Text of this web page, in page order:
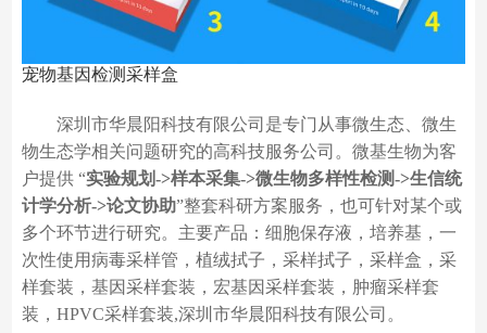
宠物基因检测采样盒
深圳市华晨阳科技有限公司是专门从事微生态、微生
物生态学相关问题研究的高科技服务公司。微基生物为客
户提供 “实验规划->样本采集->微生物多样性检测->生信统
计学分析->论文协助”整套科研方案服务，也可针对某个或
多个环节进行研究。主要产品：细胞保存液，培养基，一
次性使用病毒采样管，植绒拭子，采样拭子，采样盒，采
样套装，基因采样套装，宏基因采样套装，肿瘤采样套
装，HPVC采样套装,深圳市华晨阳科技有限公司。